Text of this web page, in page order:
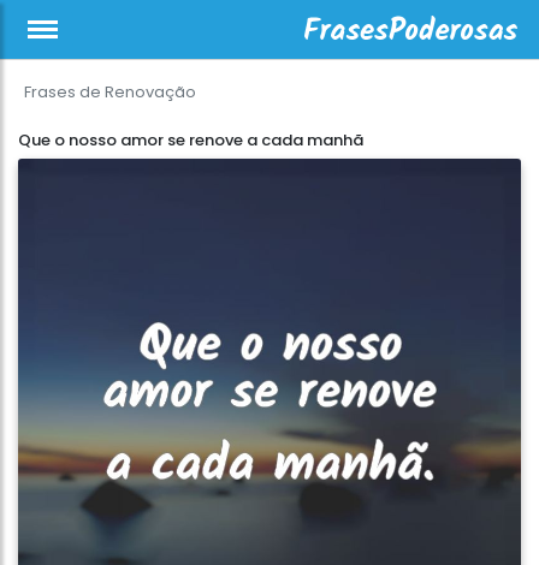
Frases de Renovação
Que o nosso amor se renove a cada manhã